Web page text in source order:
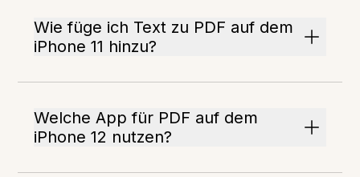
Wie füge ich Text zu PDF auf dem
iPhone 11 hinzu?
Welche App für PDF auf dem
iPhone 12 nutzen?